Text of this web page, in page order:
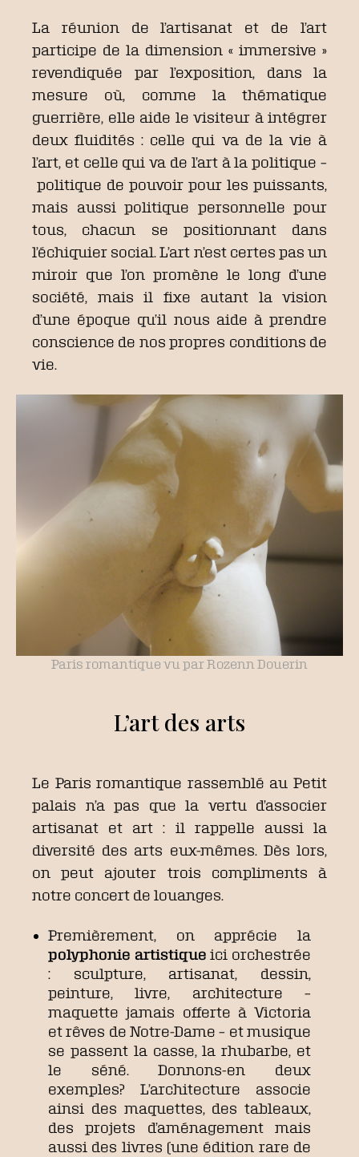
La réunion de l’artisanat et de l’art
participe de la dimension « immersive »
revendiquée par l’exposition, dans la
mesure où, comme la thématique
guerrière, elle aide le visiteur à intégrer
deux fluidités : celle qui va de la vie à
l’art, et celle qui va de l’art à la politique –
politique de pouvoir pour les puissants,
mais aussi politique personnelle pour
tous, chacun se positionnant dans
l’échiquier social. L’art n’est certes pas un
miroir que l’on promène le long d’une
société, mais il fixe autant la vision
d’une époque qu’il nous aide à prendre
conscience de nos propres conditions de
vie.
Paris romantique vu par Rozenn Douerin
L’art des arts
Le Paris romantique rassemblé au Petit
palais n’a pas que la vertu d’associer
artisanat et art : il rappelle aussi la
diversité des arts eux-mêmes. Dès lors,
on peut ajouter trois compliments à
notre concert de louanges.
Premièrement, on apprécie la
polyphonie artistique ici orchestrée
: sculpture, artisanat, dessin,
peinture, livre, architecture –
maquette jamais offerte à Victoria
et rêves de Notre-Dame – et musique
se passent la casse, la rhubarbe, et
le séné. Donnons-en deux
exemples? L’architecture associe
ainsi des maquettes, des tableaux,
des projets d’aménagement mais
aussi des livres (une édition rare de